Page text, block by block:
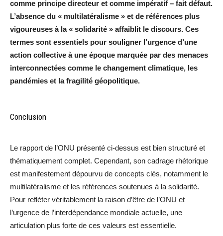
comme principe directeur et comme impératif – fait défaut.
L’absence du « multilatéralisme » et de références plus
vigoureuses à la « solidarité » affaiblit le discours. Ces
termes sont essentiels pour souligner l’urgence d’une
action collective à une époque marquée par des menaces
interconnectées comme le changement climatique, les
pandémies et la fragilité géopolitique.
Conclusion
Le rapport de l’ONU présenté ci-dessus est bien structuré et
thématiquement complet. Cependant, son cadrage rhétorique
est manifestement dépourvu de concepts clés, notamment le
multilatéralisme et les références soutenues à la solidarité.
Pour refléter véritablement la raison d’être de l’ONU et
l’urgence de l’interdépendance mondiale actuelle, une
articulation plus forte de ces valeurs est essentielle.